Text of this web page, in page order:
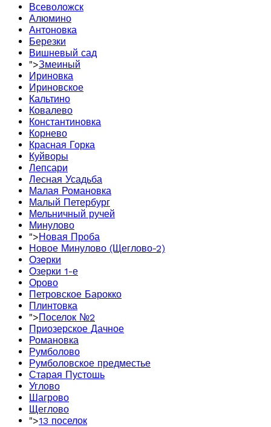
Всеволожск
Алюмино
Антоновка
Березки
Вишневый сад
">Змеиный
Ириновка
Ириновское
Кальтино
Ковалево
Константиновка
Корнево
Красная Горка
Куйворы
Лепсари
Лесная Усадьба
Малая Романовка
Малый Петербург
Мельничный ручей
Минулово
">Новая Проба
Новое Минулово (Щеглово-2)
Озерки
Озерки 1-е
Орово
Петровское Барокко
Плинтовка
">Поселок №2
Приозерское Дачное
Романовка
Румболово
Румболовское предместье
Старая Пустошь
Углово
Шагрово
Щеглово
">13 поселок